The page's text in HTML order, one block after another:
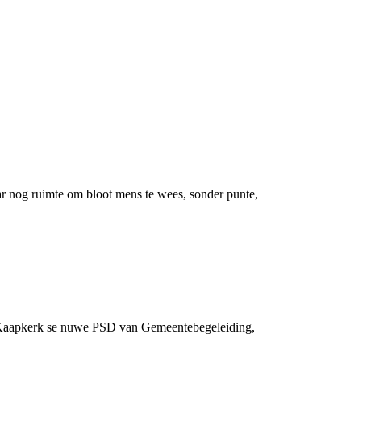
nog ruimte om bloot mens te wees, sonder punte,
se nuwe PSD van Gemeentebegeleiding,